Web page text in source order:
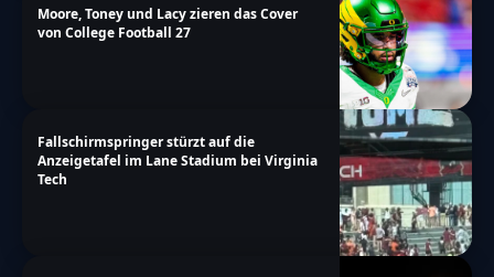
Moore, Toney und Lacy zieren das Cover
von College Football 27
Fallschirmspringer stürzt auf die
Anzeigetafel im Lane Stadium bei Virginia
Tech